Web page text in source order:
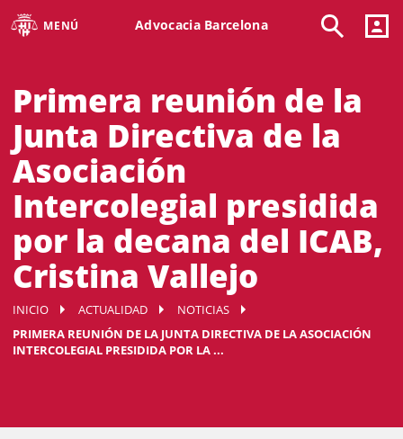
MENÚ Advocacia Barcelona
Primera reunión de la
Junta Directiva de la
Asociación
Intercolegial presidida
por la decana del ICAB,
Cristina Vallejo
INICIO ACTUALIDAD
NOTICIAS
PRIMERA REUNIÓN DE LA JUNTA DIRECTIVA DE LA ASOCIACIÓN
INTERCOLEGIAL PRESIDIDA POR LA ...